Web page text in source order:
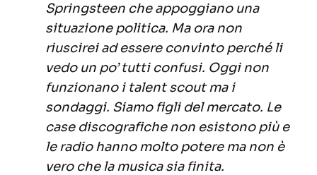
Springsteen che appoggiano una
situazione politica. Ma ora non
riuscirei ad essere convinto perché li
vedo un po’ tutti confusi. Oggi non
funzionano i talent scout ma i
sondaggi. Siamo figli del mercato. Le
case discografiche non esistono più e
le radio hanno molto potere ma non è
vero che la musica sia finita.